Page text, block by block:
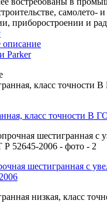
самолето-
приборостроении и
описание
Parker
класс точности B
шестигранная с